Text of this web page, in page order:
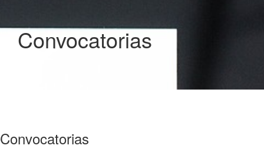
Convocatorias
Convocatorias